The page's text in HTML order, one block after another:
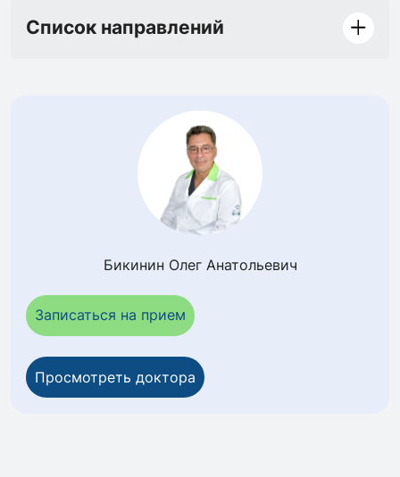
Список направлений
Бикинин Олег Анатольевич
Записаться на прием
Просмотреть доктора